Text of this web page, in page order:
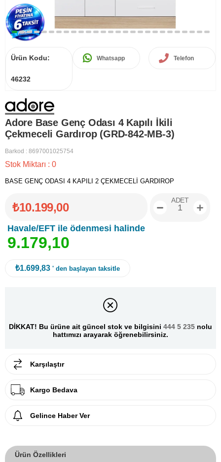
Ürün Kodu:
46232
Whatsapp Telefon
Adore Base Genç Odası 4 Kapılı İkili
Çekmeceli Gardırop (GRD-842-MB-3)
Barkod : 8697001025754
Stok Miktarı : 0
BASE GENÇ ODASI 4 KAPILI 2 ÇEKMECELİ GARDIROP
₺10.199,00
Havale/EFT ile ödenmesi halinde
9.179,10
ADET
₺1.699,83 ' den başlayan taksitle
DİKKAT! Bu ürüne ait güncel stok ve bilgisini 444 5 235 nolu
hattımızı arayarak öğrenebilirsiniz.
Karşılaştır
Kargo Bedava
Gelince Haber Ver
Ürün Özellikleri